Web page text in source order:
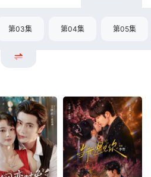
第03集 第04集 第05集